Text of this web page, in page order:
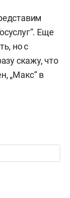
Еще
но с
скажу, что
„Макс“ в